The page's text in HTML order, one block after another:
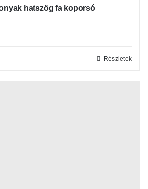
hatszög fa koporsó
Részletek